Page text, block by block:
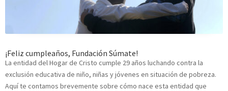
¡Feliz cumpleaños, Fundación Súmate!
La entidad del Hogar de Cristo cumple 29 años luchando contra la
exclusión educativa de niño, niñas y jóvenes en situación de pobreza.
Aquí te contamos brevemente sobre cómo nace esta entidad que